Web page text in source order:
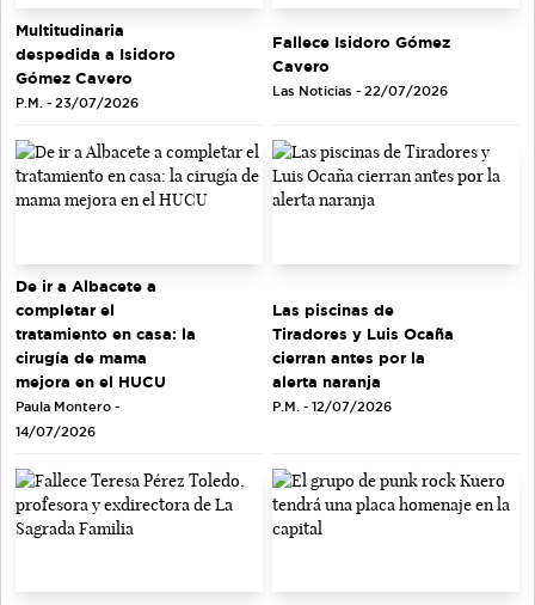
Multitudinaria
despedida a Isidoro
Gómez Cavero
P.M. - 23/07/2026
Fallece Isidoro Gómez
Cavero
Las Noticias - 22/07/2026
De ir a Albacete a
completar el
tratamiento en casa: la
cirugía de mama
mejora en el HUCU
Paula Montero -
14/07/2026
Las piscinas de
Tiradores y Luis Ocaña
cierran antes por la
alerta naranja
P.M. - 12/07/2026